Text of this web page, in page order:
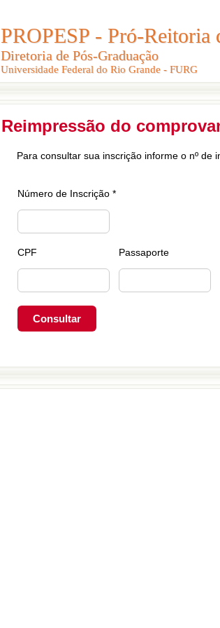
PROPESP - Pró-Reitoria
Diretoria de Pós-Graduação
Universidade Federal do Rio Grande - FURG
PROPESP - Pró-Reitoria
Diretoria de Pós-Graduação
Universidade Federal do Rio Grande - FURG
Reimpressão do
Para consultar sua inscrição informe o nº de
Número de Inscrição *
CPF Passaporte